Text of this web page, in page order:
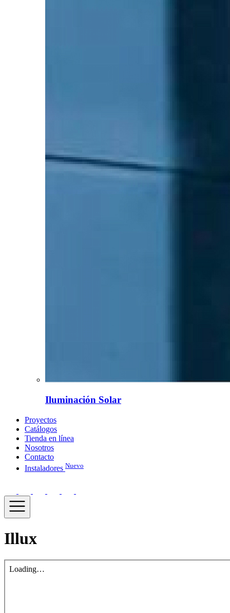
Iluminación Solar
Proyectos
Catálogos
Tienda en línea
Nosotros
Contacto
Instaladores Nuevo
Illux